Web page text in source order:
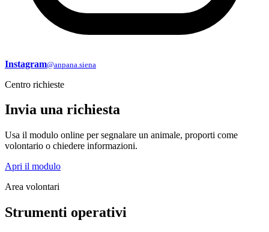
Instagram@anpana.siena
Centro richieste
Invia una richiesta
Usa il modulo online per segnalare un animale, proporti come
volontario o chiedere informazioni.
Apri il modulo
Area volontari
Strumenti operativi